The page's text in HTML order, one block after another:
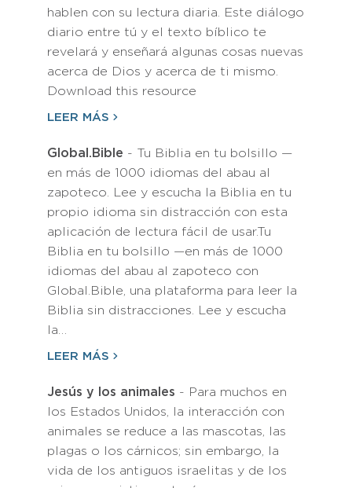
hablen con su lectura diaria. Este diálogo
diario entre tú y el texto bíblico te
revelará y enseñará algunas cosas nuevas
acerca de Dios y acerca de ti mismo.
Download this resource
LEER MÁS
Global.Bible - Tu Biblia en tu bolsillo —
en más de 1000 idiomas del abau al
zapoteco. Lee y escucha la Biblia en tu
propio idioma sin distracción con esta
aplicación de lectura fácil de usar.Tu
Biblia en tu bolsillo —en más de 1000
idiomas del abau al zapoteco con
Global.Bible, una plataforma para leer la
Biblia sin distracciones. Lee y escucha
la…
LEER MÁS
Jesús y los animales - Para muchos en
los Estados Unidos, la interacción con
animales se reduce a las mascotas, las
plagas o los cárnicos; sin embargo, la
vida de los antiguos israelitas y de los